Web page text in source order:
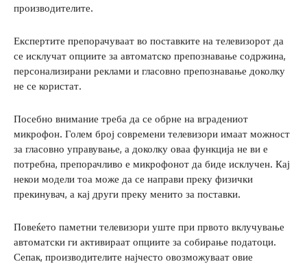
производителите.
Експертите препорачуваат во поставките на телевизорот да
се исклучат опциите за автоматско препознавање содржина,
персонализирани реклами и гласовно препознавање доколку
не се користат.
Посебно внимание треба да се обрне на вградениот
микрофон. Голем број современи телевизори имаат можност
за гласовно управување, а доколку оваа функција не ви е
потребна, препорачливо е микрофонот да биде исклучен. Кај
некои модели тоа може да се направи преку физички
прекинувач, а кај други преку менито за поставки.
Повеќето паметни телевизори уште при првото вклучување
автоматски ги активираат опциите за собирање податоци.
Сепак, производителите најчесто овозможуваат овие